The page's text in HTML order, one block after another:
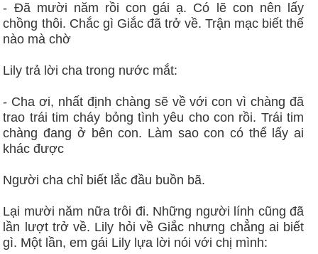
- Đã mười năm rồi con gái ạ. Có lẽ con nên lấy
chồng thôi. Chắc gì Giắc đã trở về. Trận mạc biết thế
nào mà chờ
Lily trả lời cha trong nước mắt:
- Cha ơi, nhất định chàng sẽ về với con vì chàng đã
trao trái tim cháy bỏng tình yêu cho con rồi. Trái tim
chàng đang ở bên con. Làm sao con có thể lấy ai
khác được
Người cha chỉ biết lắc đầu buồn bã.
Lại mười năm nữa trôi đi. Những người lính cũng đã
lần lượt trở về. Lily hỏi về Giắc nhưng chẳng ai biết
gì. Một lần, em gái Lily lựa lời nói với chị mình: